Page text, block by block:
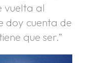
vuelta al
doy cuenta de
que ser.”